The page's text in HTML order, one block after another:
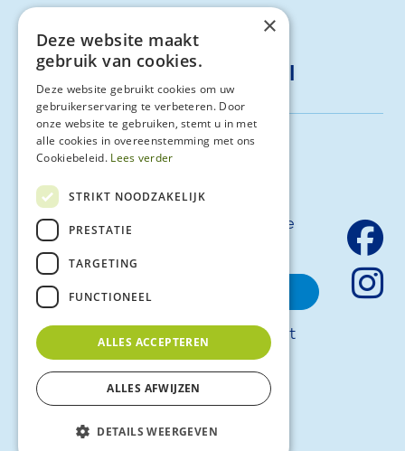
info@vita-compleet.nl
Schrijf je in voor onze
nieuwsbrief
Blijf op de hoogte van al ons laatste
nieuws en updates.
inschrijven
© 2026 - Vita Compleet
Algemene voorwaarden
Huisregels
Privacy Policy
Een klacht melden
×
Deze website maakt
gebruik van cookies.
Deze website gebruikt cookies om uw
gebruikerservaring te verbeteren. Door
onze website te gebruiken, stemt u in met
alle cookies in overeenstemming met ons
Cookiebeleid. Lees verder
STRIKT NOODZAKELIJK
PRESTATIE
TARGETING
FUNCTIONEEL
ALLES ACCEPTEREN
ALLES AFWIJZEN
DETAILS WEERGEVEN